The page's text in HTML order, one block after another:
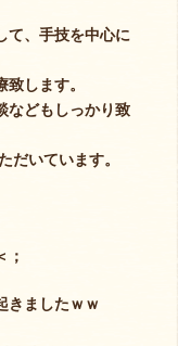
て、手技を中心に
します。
などもしっかり致
いています。
；
きましたｗｗ